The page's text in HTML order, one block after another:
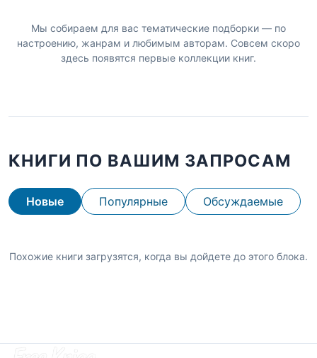
Мы собираем для вас тематические подборки — по
настроению, жанрам и любимым авторам. Совсем скоро
здесь появятся первые коллекции книг.
КНИГИ ПО ВАШИМ ЗАПРОСАМ
Новые Популярные Обсуждаемые
Похожие книги загрузятся, когда вы дойдете до этого блока.